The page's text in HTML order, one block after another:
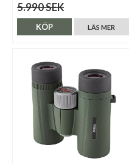
5.990 SEK
LÄS MER
KÖP